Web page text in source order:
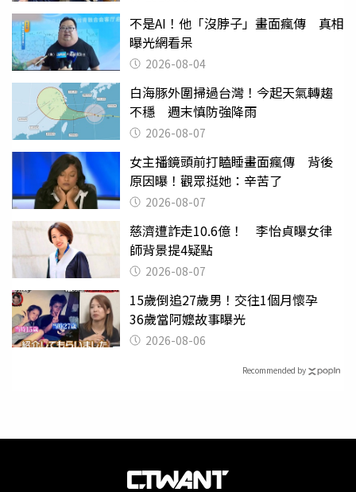
不是AI！他「沒脖子」畫面瘋傳 真相
曝光網看呆
2026-08-04
白海豚外圍掃過台灣！今起天氣轉趨
不穩 週末慎防強降雨
2026-08-07
女主播鏡頭前打瞌睡畫面瘋傳 背後
原因曝！觀眾挺她：辛苦了
2026-08-07
慈濟遭詐走10.6億！ 李怡貞曝女律
師背景提4疑點
2026-08-07
15歲倒追27歲男！交往1個月懷孕
36歲當阿嬤故事曝光
2026-08-06
Recommended by